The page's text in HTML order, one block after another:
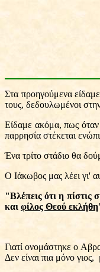
Στα προηγούμενα
τους, δεδουλωμένοι
Είδαμε ακόμα, πως όταν
παρρησία στέκεται
Ένα τρίτο στάδιο θα
Ο Ιάκωβος μας λέει γι'
"Βλέπεις ότι η πίστις
και φίλος Θεού εκλήθη
Γιατί ονομάστηκε ο
Δεν είναι πια μόνο γιος,